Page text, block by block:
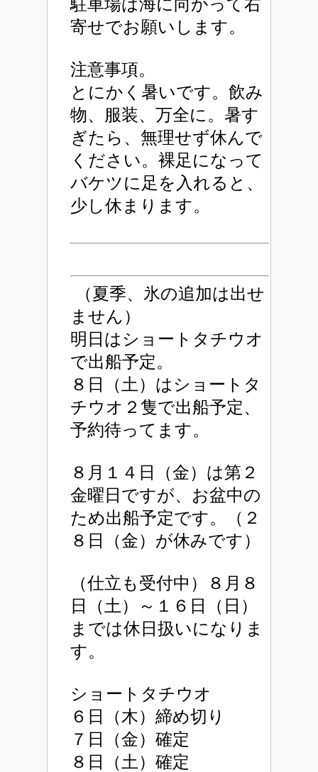
駐車場は海に向かって右
寄せでお願いします。
注意事項。
とにかく暑いです。飲み
物、服装、万全に。暑す
ぎたら、無理せず休んで
ください。裸足になって
バケツに足を入れると、
少し休まります。
（夏季、氷の追加は出せ
ません）
明日はショートタチウオ
で出船予定。
８日（土）はショートタ
チウオ２隻で出船予定、
予約待ってます。
８月１４日（金）は第２
金曜日ですが、お盆中の
ため出船予定です。（２
８日（金）が休みです）
（仕立も受付中）８月８
日（土）～１６日（日）
までは休日扱いになりま
す。
ショートタチウオ
６日（木）締め切り
７日（金）確定
８日（土）確定